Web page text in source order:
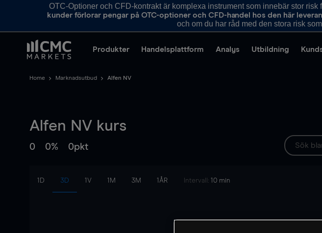
OTC-Optioner och CFD-kontrakt är komplexa instrument som innebär stor
kunder förlorar pengar på OTC-optioner och CFD-handel hos den här
och om du har råd med den stora risk
Produkter Handelsplattform Analys Utbildning
Home Marknadsutbud Alfen NV
Alfen NV kurs
0 0% 0pkt
1D 3D 1V 1M 3M 1ÅR Intervall: 10 min